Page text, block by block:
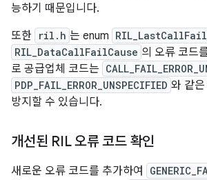
능하기 때문입니다.
또한 ril.h 는 enum
RIL_DataCallFailCause 의 오류 코드
로 공급업체 코드는
PDP_FAIL_ERROR_UNSPECIFIED 와 같
방지할 수 있습니다.
개선된 RIL 오류 코드 확인
새로운 오류 코드를 추가하여